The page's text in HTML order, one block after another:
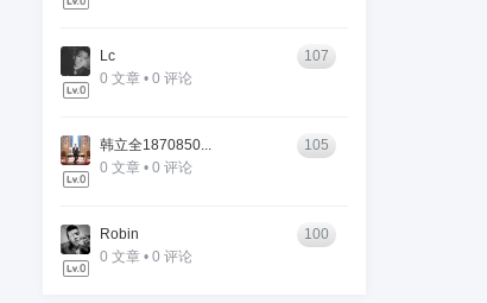
Lc
0 文章 • 0 评论
107
韩立全1870850...
0 文章 • 0 评论
105
Robin
0 文章 • 0 评论
100